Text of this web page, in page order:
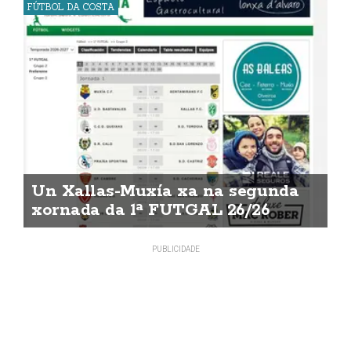
FÚTBOL DA COSTA
Un Xallas-Muxía xa na segunda
xornada da 1ª FUTGAL 26/26